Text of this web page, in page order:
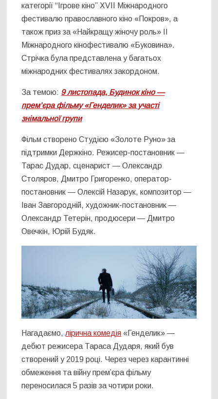
категорії “Ігрове кіно” XVII Міжнародного
фестивалю православного кіно «Покров», а
також приз за «Найкращу жіночу роль» II
Міжнародного кінофестивалю «Буковина».
Стрічка була представлена у багатьох
міжнародних фестивалях закордоном.
За темою: 9 листопада, Будинок кіно —
прем’єра фільму «Генделик» за участі
знімальної групи
Фільм створено Студією «Золоте Руно» за
підтримки Держкіно. Режисер-постановник —
Тарас Дудар, сценарист — Олександр
Столяров, Дмитро Григоренко, оператор-
постановник — Олексій Назарук, композитор —
Іван Завгородній, художник-постановник —
Олександр Тетерін, продюсери — Дмитро
Овечкін, Юрій Будяк.
Нагадаємо,лірична комедія «Генделик» —
дебют режисера Тараса Дударя, який був
створений у 2019 році. Через через карантинні
обмеження та війну прем’єра фільму
переносилася 5 разів за чотири роки.